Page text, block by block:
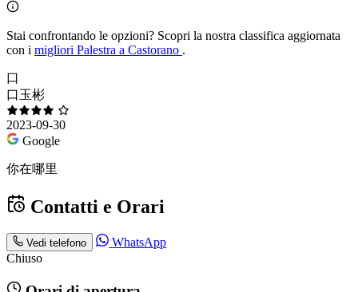
Stai confrontando le opzioni? Scopri la nostra classifica aggiornata
con i migliori Palestra a Castorano .
口
口玉彬
2023-09-30
Google
你在哪里
Contatti e Orari
Vedi telefono
WhatsApp
Chiuso